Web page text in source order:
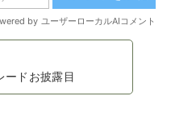
ードお披露目